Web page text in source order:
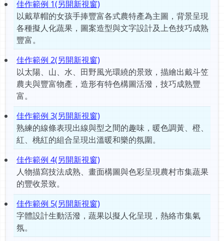
佳作範例 1(另開新視窗)
以戴草帽的女孩手捧豐富各式農特產為主圖，背景呈現
各種擬人化蔬果，圖案造型與文字設計及上色技巧成熟
豐富。
佳作範例 2(另開新視窗)
以太陽、山、水、田野風光環繞的景致，描繪出戴斗笠
農夫與豐富物產，造形有特色構圖活潑，技巧成熟豐
富。
佳作範例 3(另開新視窗)
熟練的線條表現出線與型之間的趣味，暖色調黃、橙、
紅、桃紅的組合呈現出溫暖和樂的氛圍。
佳作範例 4(另開新視窗)
人物描寫技法成熟、畫面構圖與色彩呈現農村市集蔬果
的豐收景致。
佳作範例 5(另開新視窗)
字體設計生動活潑，蔬果以擬人化呈現，熱絡市集氣
氛。